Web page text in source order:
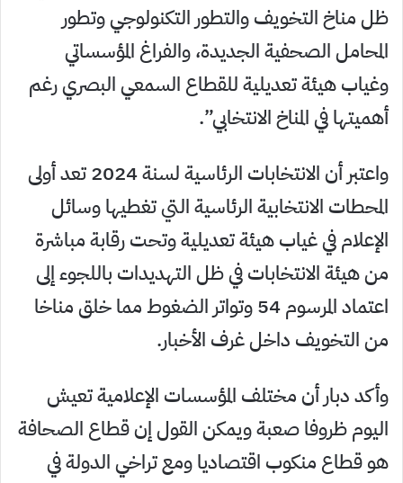
ظل مناخ التخويف والتطور التكنولوجي وتطور
المحامل الصحفية الجديدة، والفراغ المؤسساتي
وغياب هيئة تعديلية للقطاع السمعي البصري رغم
أهميتها في المناخ الانتخابي”.
واعتبر أن الانتخابات الرئاسية لسنة 2024 تعد أولى
المحطات الانتخابية الرئاسية التي تغطيها وسائل
الإعلام في غياب هيئة تعديلية وتحت رقابة مباشرة
من هيئة الانتخابات في ظل التهديدات باللجوء إلى
اعتماد المرسوم 54 وتواتر الضغوط مما خلق مناخا
من التخويف داخل غرف الأخبار.
وأكد دبار أن مختلف المؤسسات الإعلامية تعيش
اليوم ظروفا صعبة ويمكن القول إن قطاع الصحافة
هو قطاع منكوب اقتصاديا ومع تراخي الدولة في